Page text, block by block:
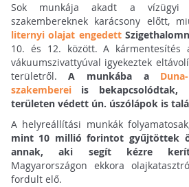
Sok munkája akadt a vízügyi
szakembereknek karácsony előtt,
liternyi olajat engedett
10. és 12. között. A kármentesítés
vákuumszivattyúval igyekeztek
területről.A munkába a
szakembereiis bekapcsolódtak,
területen védett ún. úszólápok is
A helyreállítási munkák
mint 10 millió forintot gyűjtöttek
annak, aki segít kézre
Magyarországon ekkora
fordult elő.